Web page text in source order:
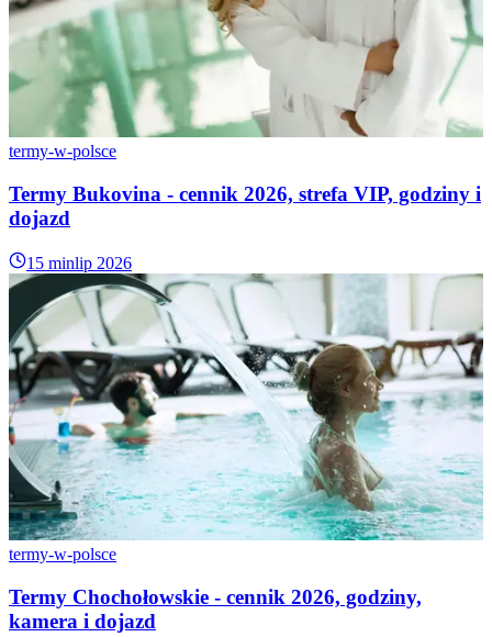
termy-w-polsce
Termy Bukovina - cennik 2026, strefa VIP, godziny i
dojazd
15 minlip 2026
termy-w-polsce
Termy Chochołowskie - cennik 2026, godziny,
kamera i dojazd